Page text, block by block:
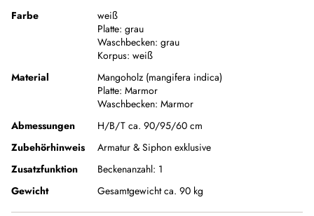
Farbe
weiß
Platte: grau
Waschbecken: grau
Korpus: weiß
Material
Mangoholz (mangifera indica)
Platte: Marmor
Waschbecken: Marmor
Abmessungen
H/B/T ca. 90/95/60 cm
Zubehörhinweis
Armatur & Siphon exklusive
Zusatzfunktion
Beckenanzahl: 1
Gewicht
Gesamtgewicht ca. 90 kg